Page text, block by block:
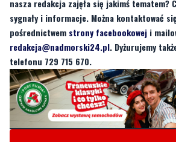
nasza redakcja zajęła się jakimś tematem?
sygnały i informacje. Można kontaktować
pośrednictwem strony facebookowej i
redakcja@nadmorski24.pl. Dyżurujemy
telefonu 729 715 670.